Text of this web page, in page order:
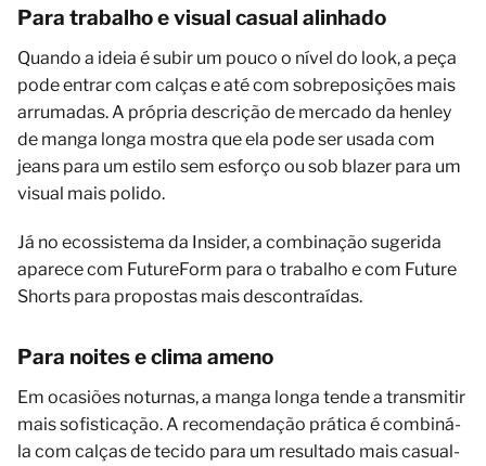
Para trabalho e visual casual alinhado
Quando a ideia é subir um pouco o nível do look, a peça
pode entrar com calças e até com sobreposições mais
arrumadas. A própria descrição de mercado da henley
de manga longa mostra que ela pode ser usada com
jeans para um estilo sem esforço ou sob blazer para um
visual mais polido.
Já no ecossistema da Insider, a combinação sugerida
aparece com FutureForm para o trabalho e com Future
Shorts para propostas mais descontraídas.
Para noites e clima ameno
Em ocasiões noturnas, a manga longa tende a transmitir
mais sofisticação. A recomendação prática é combiná-
la com calças de tecido para um resultado mais casual-